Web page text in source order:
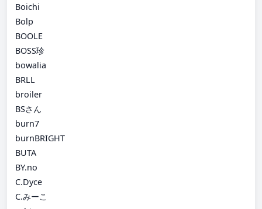
Boichi
Bolp
BOOLE
BOSS珍
bowalia
BRLL
broiler
BSさん
burn7
burnBRIGHT
BUTA
BY.no
C.Dyce
C.みーこ